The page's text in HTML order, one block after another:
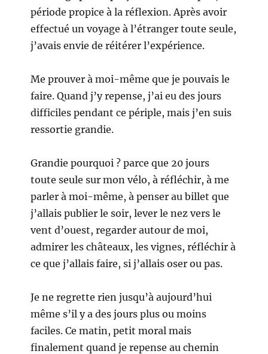
période propice à la réflexion. Après avoir
effectué un voyage à l’étranger toute seule,
j’avais envie de réitérer l’expérience.
Me prouver à moi-même que je pouvais le
faire. Quand j’y repense, j’ai eu des jours
difficiles pendant ce périple, mais j’en suis
ressortie grandie.
Grandie pourquoi ? parce que 20 jours
toute seule sur mon vélo, à réfléchir, à me
parler à moi-même, à penser au billet que
j’allais publier le soir, lever le nez vers le
vent d’ouest, regarder autour de moi,
admirer les châteaux, les vignes, réfléchir à
ce que j’allais faire, si j’allais oser ou pas.
Je ne regrette rien jusqu’à aujourd’hui
même s’il y a des jours plus ou moins
faciles. Ce matin, petit moral mais
finalement quand je repense au chemin